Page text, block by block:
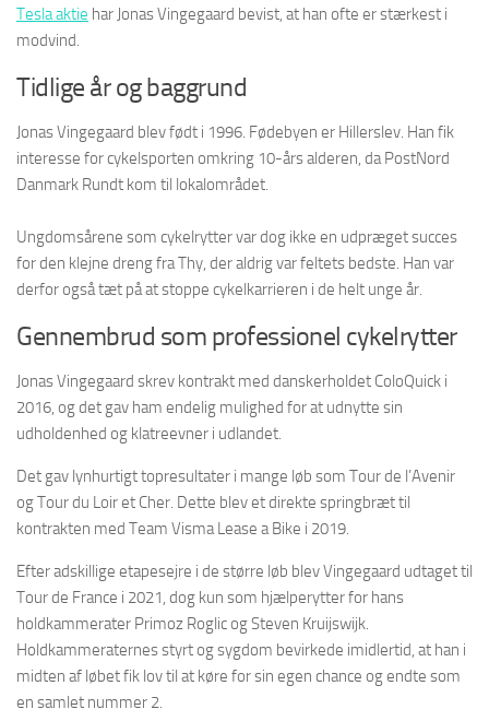
Tesla aktie har Jonas Vingegaard bevist, at han ofte er stærkest i
modvind.
Tidlige år og baggrund
Jonas Vingegaard blev født i 1996. Fødebyen er Hillerslev. Han fik
interesse for cykelsporten omkring 10-års alderen, da PostNord
Danmark Rundt kom til lokalområdet.
Ungdomsårene som cykelrytter var dog ikke en udpræget succes
for den klejne dreng fra Thy, der aldrig var feltets bedste. Han var
derfor også tæt på at stoppe cykelkarrieren i de helt unge år.
Gennembrud som professionel cykelrytter
Jonas Vingegaard skrev kontrakt med danskerholdet ColoQuick i
2016, og det gav ham endelig mulighed for at udnytte sin
udholdenhed og klatreevner i udlandet.
Det gav lynhurtigt topresultater i mange løb som Tour de l’Avenir
og Tour du Loir et Cher. Dette blev et direkte springbræt til
kontrakten med Team Visma Lease a Bike i 2019.
Efter adskillige etapesejre i de større løb blev Vingegaard udtaget til
Tour de France i 2021, dog kun som hjælperytter for hans
holdkammerater Primoz Roglic og Steven Kruijswijk.
Holdkammeraternes styrt og sygdom bevirkede imidlertid, at han i
midten af løbet fik lov til at køre for sin egen chance og endte som
en samlet nummer 2.